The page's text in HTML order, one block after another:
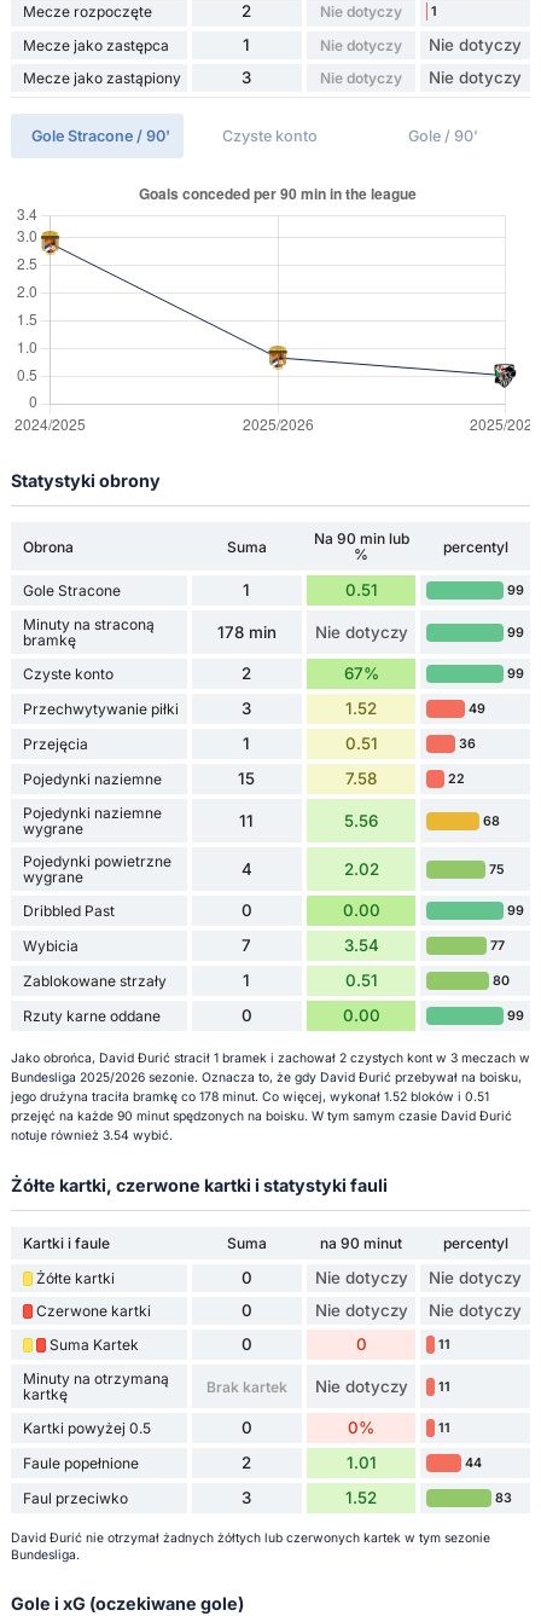
Mecze rozpoczęte 2 Nie dotyczy 1
Mecze jako zastępca 1 Nie dotyczy Nie dotyczy
Mecze jako zastąpiony 3 Nie dotyczy Nie dotyczy
Gole Stracone / 90' Czyste konto Gole / 90'
Statystyki obrony
Obrona Suma
Na 90 min lub
%
percentyl
Gole Stracone 1 0.51 99
Minuty na straconą
bramkę
178 min Nie dotyczy 99
Czyste konto 2 67% 99
Przechwytywanie piłki 3 1.52 49
Przejęcia 1 0.51 36
Pojedynki naziemne 15 7.58 22
Pojedynki naziemne
wygrane
11 5.56 68
Pojedynki powietrzne
wygrane
4 2.02 75
Dribbled Past 0 0.00 99
Wybicia 7 3.54 77
Zablokowane strzały 1 0.51 80
Rzuty karne oddane 0 0.00 99
Jako obrońca, David Đurić stracił 1 bramek i zachował 2 czystych kont w 3 meczach w
Bundesliga 2025/2026 sezonie. Oznacza to, że gdy David Đurić przebywał na boisku,
jego drużyna traciła bramkę co 178 minut. Co więcej, wykonał 1.52 bloków i 0.51
przejęć na każde 90 minut spędzonych na boisku. W tym samym czasie David Đurić
notuje również 3.54 wybić.
Żółte kartki, czerwone kartki i statystyki fauli
Kartki i faule Suma na 90 minut
percentyl
Żółte kartki
0 Nie dotyczy Nie dotyczy
Czerwone kartki 0 Nie dotyczy Nie dotyczy
Suma Kartek 0 0 11
Minuty na otrzymaną
kartkę
Brak kartek Nie dotyczy 11
Kartki powyżej 0.5 0 0% 11
Faule popełnione 2 1.01 44
Faul przeciwko 3 1.52 83
David Đurić nie otrzymał żadnych żółtych lub czerwonych kartek w tym sezonie
Bundesliga.
Gole i xG (oczekiwane gole)